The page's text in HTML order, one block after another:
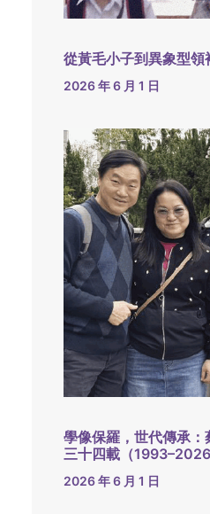
從黃毛小子到異象型
2026 年 6 月 1 日
學像保羅，世代傳承
三十四載（
2026 年 6 月 1 日